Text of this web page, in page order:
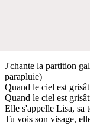
J'chante la partition
parapluie)
Quand le ciel est
Quand le ciel est
Elle s'appelle Lisa, sa
Tu vois son visage,